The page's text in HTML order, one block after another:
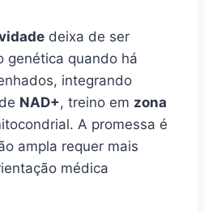
deixa de ser
genética quando há
integrando
NAD+, treino em zona
A promessa é
ampla requer mais
médica